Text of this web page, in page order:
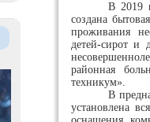
В 2019
создана
проживания
детей-сирот и
районная
техникум».
В
установлена